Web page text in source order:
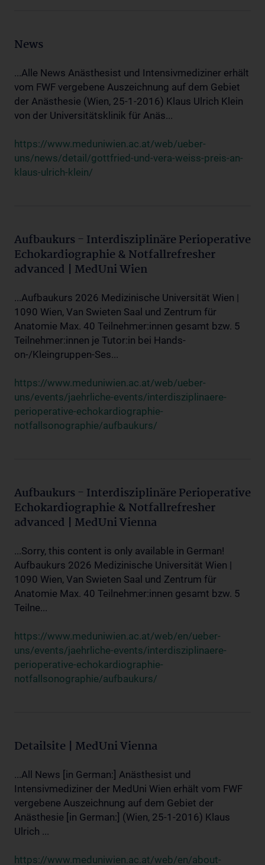
News
...Alle News Anästhesist und Intensivmediziner erhält
vom FWF vergebene Auszeichnung auf dem Gebiet
der Anästhesie (Wien, 25-1-2016) Klaus Ulrich Klein
von der Universitätsklinik für Anäs...
https://www.meduniwien.ac.at/web/ueber-
uns/news/detail/gottfried-und-vera-weiss-preis-an-
klaus-ulrich-klein/
Aufbaukurs - Interdisziplinäre Perioperative
Echokardiographie & Notfallrefresher
advanced | MedUni Wien
...Aufbaukurs 2026 Medizinische Universität Wien |
1090 Wien, Van Swieten Saal und Zentrum für
Anatomie Max. 40 Teilnehmer:innen gesamt bzw. 5
Teilnehmer:innen je Tutor:in bei Hands-
on-/Kleingruppen-Ses...
https://www.meduniwien.ac.at/web/ueber-
uns/events/jaehrliche-events/interdisziplinaere-
perioperative-echokardiographie-
notfallsonographie/aufbaukurs/
Aufbaukurs - Interdisziplinäre Perioperative
Echokardiographie & Notfallrefresher
advanced | MedUni Vienna
...Sorry, this content is only available in German!
Aufbaukurs 2026 Medizinische Universität Wien |
1090 Wien, Van Swieten Saal und Zentrum für
Anatomie Max. 40 Teilnehmer:innen gesamt bzw. 5
Teilne...
https://www.meduniwien.ac.at/web/en/ueber-
uns/events/jaehrliche-events/interdisziplinaere-
perioperative-echokardiographie-
notfallsonographie/aufbaukurs/
Detailsite | MedUni Vienna
...All News [in German:] Anästhesist und
Intensivmediziner der MedUni Wien erhält vom FWF
vergebene Auszeichnung auf dem Gebiet der
Anästhesie [in German:] (Wien, 25-1-2016) Klaus
Ulrich ...
https://www.meduniwien.ac.at/web/en/about-